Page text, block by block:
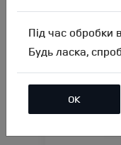
Під час обробки
Будь ласка,
ОК